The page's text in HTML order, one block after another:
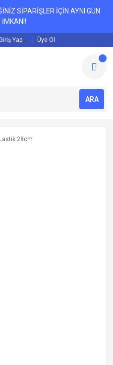
SİPARİŞLER İÇİN AYNI GÜN
İMKANI!
Yap Üye Ol
ARA